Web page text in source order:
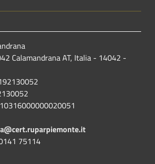
Calamandrana AT, Italia - 14042 -
75114